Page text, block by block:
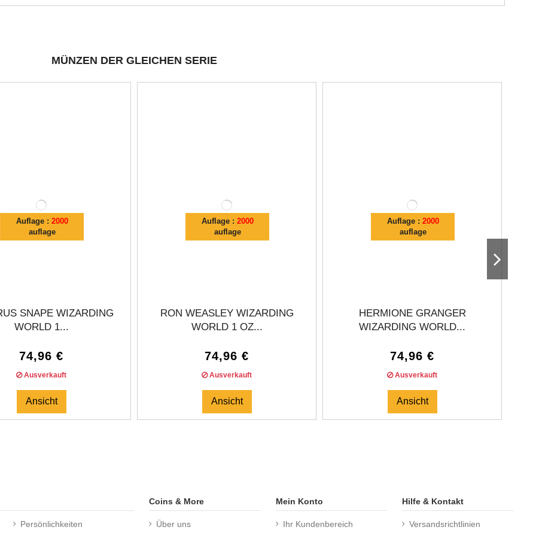
MÜNZEN DER GLEICHEN SERIE
Auflage : 2000
auflage
SNAPE WIZARDING
WORLD 1...
74,96 €
Ausverkauft
Ansicht
Auflage : 2000
auflage
RON WEASLEY WIZARDING
WORLD 1 OZ...
74,96 €
Ausverkauft
Ansicht
Auflage : 2000
auflage
HERMIONE GRANGER
WIZARDING WORLD...
74,96 €
Ausverkauft
Ansicht
Persönlichkeiten
Coins & More
Über uns
Mein Konto
Ihr Kundenbereich
Hilfe & Kontakt
Versandsrichtlinien